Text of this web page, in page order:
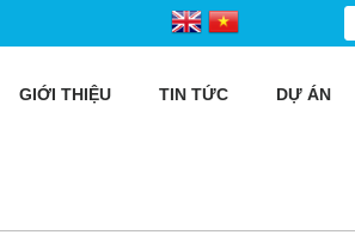
GIỚI THIỆU TIN TỨC DỰ ÁN